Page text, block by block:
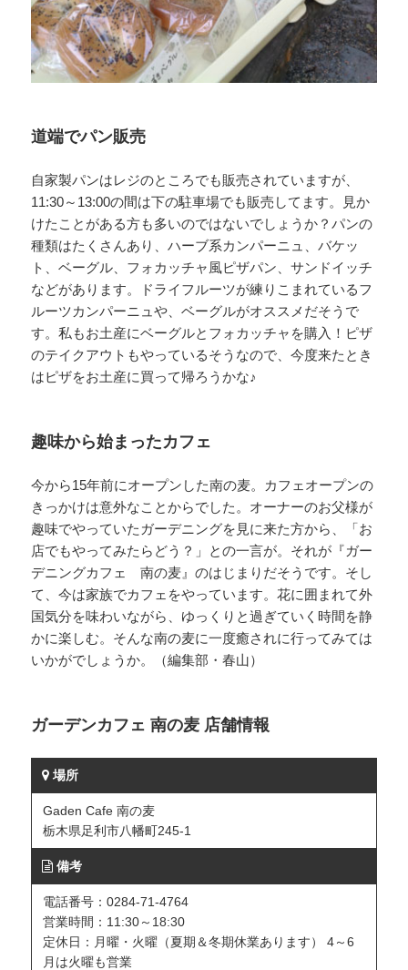
道端でパン販売
自家製パンはレジのところでも販売されていますが、
11:30～13:00の間は下の駐車場でも販売してます。見か
けたことがある方も多いのではないでしょうか？パンの
種類はたくさんあり、ハーブ系カンパーニュ、バケッ
ト、ベーグル、フォカッチャ風ピザパン、サンドイッチ
などがあります。ドライフルーツが練りこまれているフ
ルーツカンパーニュや、ベーグルがオススメだそうで
す。私もお土産にベーグルとフォカッチャを購入！ピザ
のテイクアウトもやっているそうなので、今度来たとき
はピザをお土産に買って帰ろうかな♪
趣味から始まったカフェ
今から15年前にオープンした南の麦。カフェオープンの
きっかけは意外なことからでした。オーナーのお父様が
趣味でやっていたガーデニングを見に来た方から、「お
店でもやってみたらどう？」との一言が。それが『ガー
デニングカフェ 南の麦』のはじまりだそうです。そし
て、今は家族でカフェをやっています。花に囲まれて外
国気分を味わいながら、ゆっくりと過ぎていく時間を静
かに楽しむ。そんな南の麦に一度癒されに行ってみては
いかがでしょうか。（編集部・春山）
ガーデンカフェ 南の麦 店舗情報
場所
Gaden Cafe 南の麦
栃木県足利市八幡町245-1
備考
電話番号：0284-71-4764
営業時間：11:30～18:30
定休日：月曜・火曜（夏期＆冬期休業あります） 4～6
月は火曜も営業